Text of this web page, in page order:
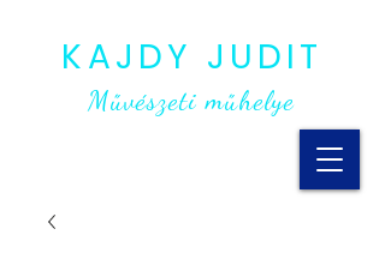
KAJDY JUDIT
Művészeti műhelye